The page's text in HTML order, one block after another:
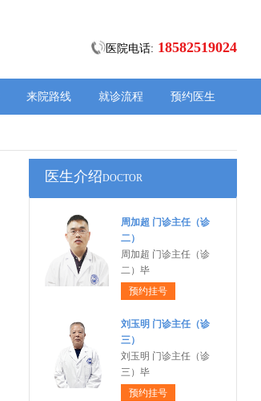
医院电话: 18582519024
来院路线 就诊流程 预约医生
医生介绍DOCTOR
周加超 门诊主任（诊
二）
周加超 门诊主任（诊
二）毕
预约挂号
刘玉明 门诊主任（诊
三）
刘玉明 门诊主任（诊
三）毕
预约挂号